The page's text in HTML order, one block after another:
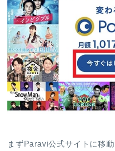
まずParavi公式サイトに移